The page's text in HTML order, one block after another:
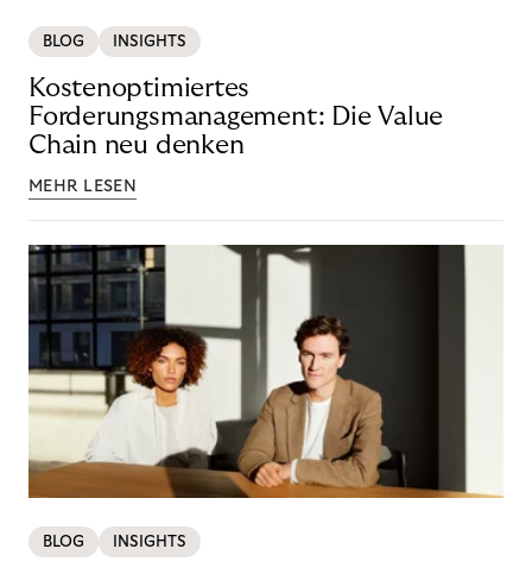
BLOG INSIGHTS
Kostenoptimiertes
Forderungsmanagement: Die Value
Chain neu denken
MEHR LESEN
BLOG INSIGHTS